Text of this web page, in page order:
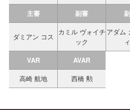
主審
副審
ダミアン コス
カミル ヴォイチ
ック
アダム
VAR
AVAR
高崎 航地
西橋 勲